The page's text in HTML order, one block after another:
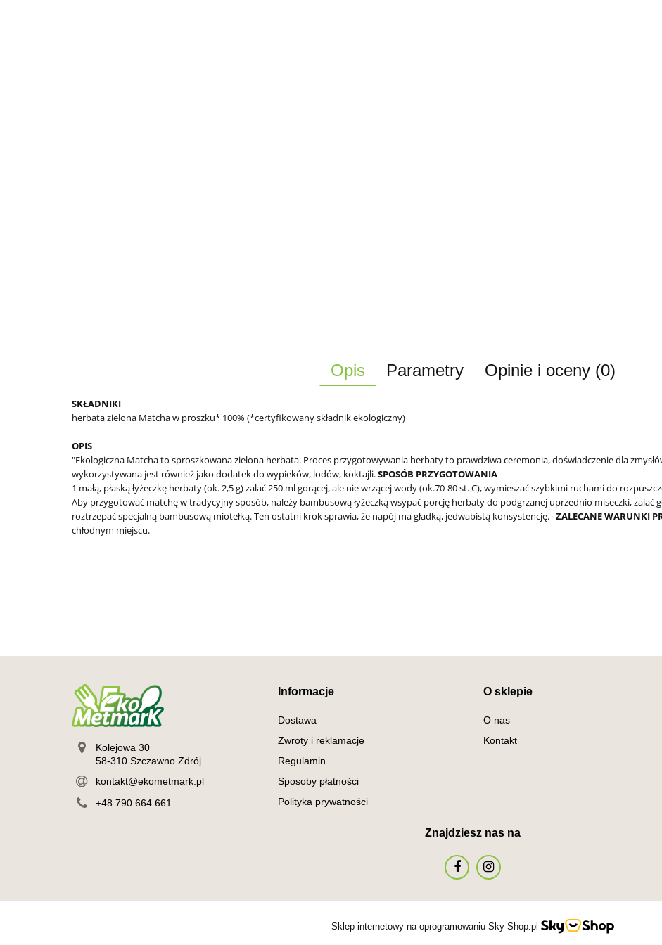
Opis Parametry Opinie i oceny (0)
SKŁADNIKI
herbata zielona Matcha w proszku* 100% (*certyfikowany składnik ekologiczny)
OPIS
"Ekologiczna Matcha to sproszkowana zielona herbata. Proces przygotowywania herbaty to prawdziwa ceremonia, doświadczenie dla
wykorzystywana jest również jako dodatek do wypieków, lodów, koktajli.SPOSÓB PRZYGOTOWANIA
1 małą, płaską łyżeczkę herbaty (ok. 2,5 g) zalać 250 ml gorącej, ale nie wrzącej wody (ok.70-80 st. C), wymieszać szybkimi ruchami do
Aby przygotować matchę w tradycyjny sposób, należy bambusową łyżeczką wsypać porcję herbaty do podgrzanej uprzednio miseczki, zalać
roztrzepać specjalną bambusową miotełką. Ten ostatni krok sprawia, że napój ma gładką, jedwabistą konsystencję. ZALECANE WARUNKI
chłodnym miejscu.
Kolejowa 30
58-310 Szczawno Zdrój
kontakt@ekometmark.pl
+48 790 664 661
Informacje
Dostawa
Zwroty i reklamacje
Regulamin
Sposoby płatności
Polityka prywatności
O sklepie
O nas
Kontakt
Znajdziesz nas na
Sklep internetowy na oprogramowaniu Sky-Shop.pl